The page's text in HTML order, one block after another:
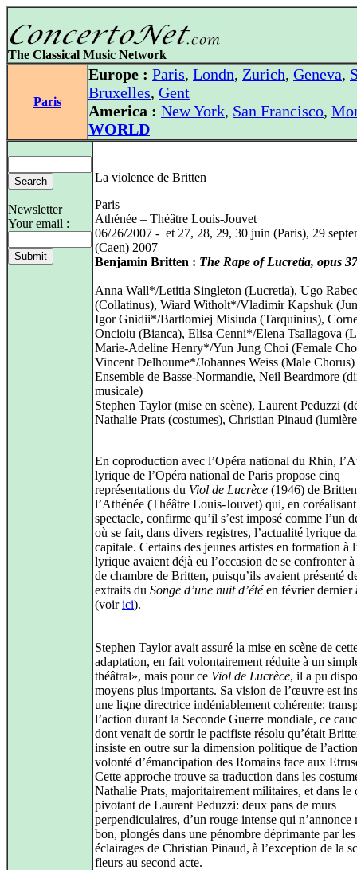
The Classical Music Network
Paris
Europe : Paris, Londn, Zurich, Geneva,
Bruxelles, Gent
America : New York, San Francisco,
WORLD
Newsletter
Your email :
La violence de Britten
Paris
Athénée – Théâtre Louis-Jouvet
06/26/2007 - et 27, 28, 29, 30 juin (Paris), 29
(Caen) 2007
Benjamin Britten : The Rape of Lucretia, opus 37
Anna Wall*/Letitia Singleton (Lucretia), Ugo Rabec
(Collatinus), Wiard Witholt*/Vladimir Kapshuk
Igor Gnidii*/Bartlomiej Misiuda (Tarquinius),
Oncioiu (Bianca), Elisa Cenni*/Elena Tsallagova
Marie-Adeline Henry*/Yun Jung Choi (Female
Vincent Delhoume*/Johannes Weiss (Male Chorus)
Ensemble de Basse-Normandie, Neil Beardmore
musicale)
Stephen Taylor (mise en scène), Laurent Peduzzi
Nathalie Prats (costumes), Christian Pinaud
En coproduction avec l’Opéra national du Rhin,
lyrique de l’Opéra national de Paris propose cinq
représentations du Viol de Lucrèce (1946) de
l’Athénée (Théâtre Louis-Jouvet) qui, en
spectacle, confirme qu’il s’est imposé comme l’un
où se fait, dans divers registres, l’actualité lyrique
capitale. Certains des jeunes artistes en formation à
lyrique avaient déjà eu l’occasion de se confronter
de chambre de Britten, puisqu’ils avaient présenté
extraits du Songe d’une nuit d’étéen février dernier
(voirici).
Stephen Taylor avait assuré la mise en scène de
adaptation, en fait volontairement réduite à un
théâtral», mais pour ce Viol de Lucrèce, il a pu
moyens plus importants. Sa vision de l’œuvre est
une ligne directrice indéniablement cohérente:
l’action durant la Seconde Guerre mondiale, ce
dont venait de sortir le pacifiste résolu qu’était
insiste en outre sur la dimension politique de
volonté d’émancipation des Romains face aux
Cette approche trouve sa traduction dans les
Nathalie Prats, majoritairement militaires, et dans le
pivotant de Laurent Peduzzi: deux pans de murs
perpendiculaires, d’un rouge intense qui n’annonce
bon, plongés dans une pénombre déprimante par les
éclairages de Christian Pinaud, à l’exception de la
fleurs au second acte.